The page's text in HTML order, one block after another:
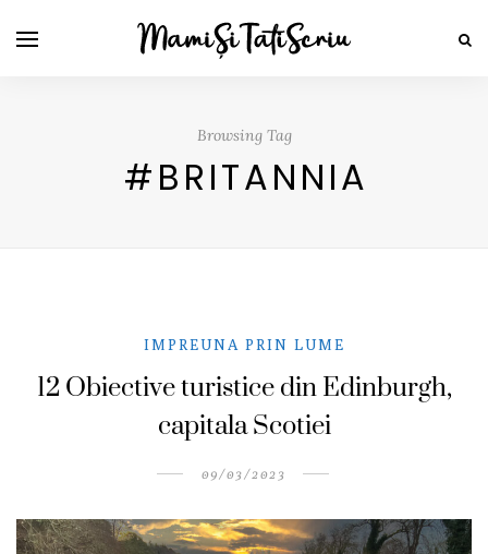
Browsing Tag
#BRITANNIA
IMPREUNA PRIN LUME
12 Obiective turistice din Edinburgh,
capitala Scotiei
09/03/2023